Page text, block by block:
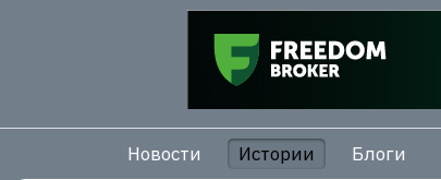
Новости Истории Блоги